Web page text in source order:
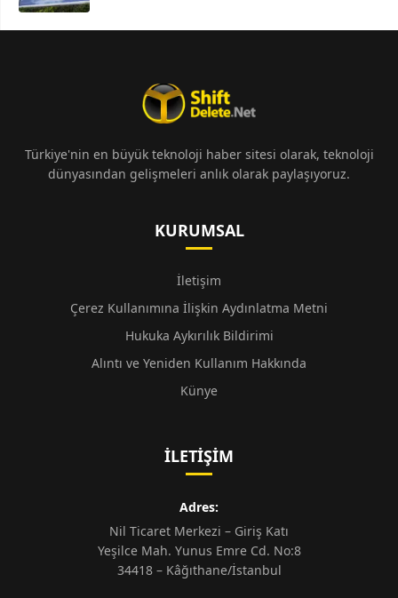
Türkiye'nin en büyük teknoloji haber sitesi olarak, teknoloji
dünyasından gelişmeleri anlık olarak paylaşıyoruz.
KURUMSAL
İletişim
Çerez Kullanımına İlişkin Aydınlatma Metni
Hukuka Aykırılık Bildirimi
Alıntı ve Yeniden Kullanım Hakkında
Künye
İLETIŞIM
Adres:
Nil Ticaret Merkezi – Giriş Katı
Yeşilce Mah. Yunus Emre Cd. No:8
34418 – Kâğıthane/İstanbul